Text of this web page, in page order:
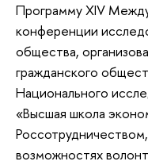
Программу XIV
конференции
общества,
гражданского
Национального
«Высшая школа
возможностях